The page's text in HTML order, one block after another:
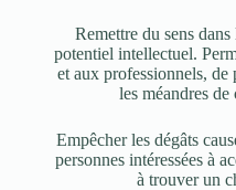
Remettre du sens
potentiel intellectuel.
et aux professionnels,
les méandres
Empêcher les dégâts
personnes intéressées à
à trouver un